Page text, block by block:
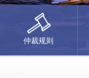
仲裁规则